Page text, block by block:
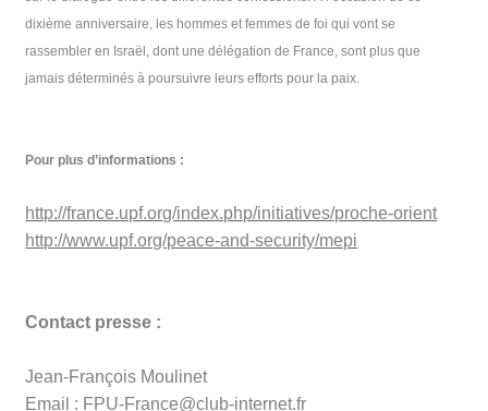
dixième anniversaire, les hommes et femmes de foi qui vont se
rassembler en Israël, dont une délégation de France, sont plus que
jamais déterminés à poursuivre leurs efforts pour la paix.
Pour plus d’informations :
http://france.upf.org/index.php/initiatives/proche-orient
http://www.upf.org/peace-and-security/mepi
Contact presse :
Jean-François Moulinet
Email : FPU-France@club-internet.fr